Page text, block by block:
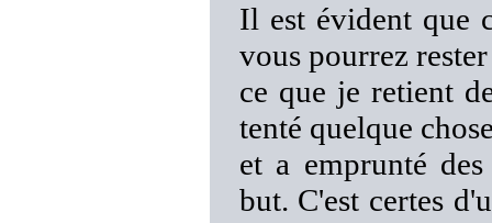
Il est évident que
vous pourrez
ce que je retient
tenté quelque
et a emprunté
but. C'est certes